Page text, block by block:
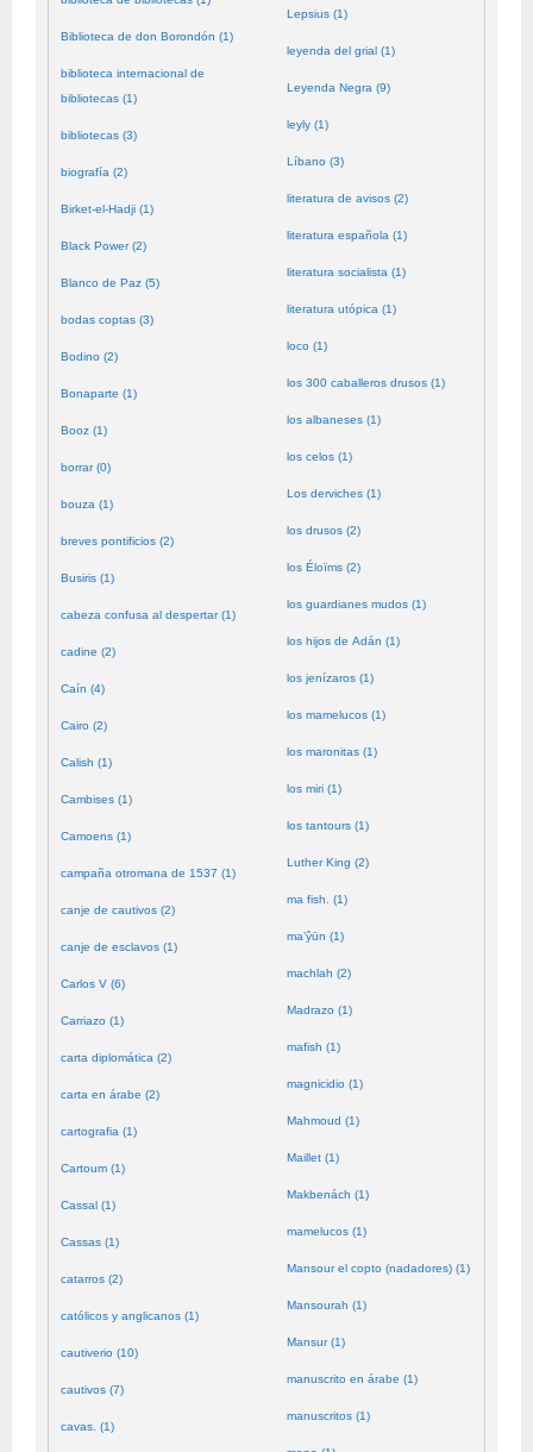
Biblioteca de don Borondón (1)
biblioteca internacional de
bibliotecas (1)
bibliotecas (3)
biografía (2)
Birket-el-Hadji (1)
Black Power (2)
Blanco de Paz (5)
bodas coptas (3)
Bodino (2)
Bonaparte (1)
Booz (1)
borrar (0)
bouza (1)
breves pontificios (2)
Busiris (1)
cabeza confusa al despertar (1)
cadine (2)
Caín (4)
Cairo (2)
Calish (1)
Cambises (1)
Camoens (1)
campaña otromana de 1537 (1)
canje de cautivos (2)
canje de esclavos (1)
Carlos V (6)
Carriazo (1)
carta diplomática (2)
carta en árabe (2)
cartografia (1)
Cartoum (1)
Cassal (1)
Cassas (1)
catarros (2)
católicos y anglicanos (1)
cautiverio (10)
cautivos (7)
cavas. (1)
Lepsius (1)
leyenda del grial (1)
Leyenda Negra (9)
leyly (1)
Líbano (3)
literatura de avisos (2)
literatura española (1)
literatura socialista (1)
literatura utópica (1)
loco (1)
los 300 caballeros drusos (1)
los albaneses (1)
los celos (1)
Los derviches (1)
los drusos (2)
los Éloïms (2)
los guardianes mudos (1)
los hijos de Adán (1)
los jenízaros (1)
los mamelucos (1)
los maronitas (1)
los miri (1)
los tantours (1)
Luther King (2)
ma fish. (1)
ma’ŷūn (1)
machlah (2)
Madrazo (1)
mafish (1)
magnicidio (1)
Mahmoud (1)
Maillet (1)
Makbenách (1)
mamelucos (1)
Mansour el copto (nadadores) (1)
Mansourah (1)
Mansur (1)
manuscrito en árabe (1)
manuscritos (1)